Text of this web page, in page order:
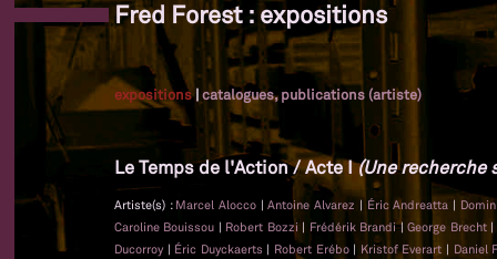
Fred Forest : expositions
expositions|catalogues, publications (artiste)
Le Temps de l'Action / Acte I(Une recherche
Artiste(s) : Marcel Alocco |Antoine Alvarez | Éric Andreatta |
Caroline Bouissou | Robert Bozzi | Frédérik Brandi|George Brecht |
Ducorroy | Éric Duyckaerts | Robert Erébo | Kristof Everart | Daniel